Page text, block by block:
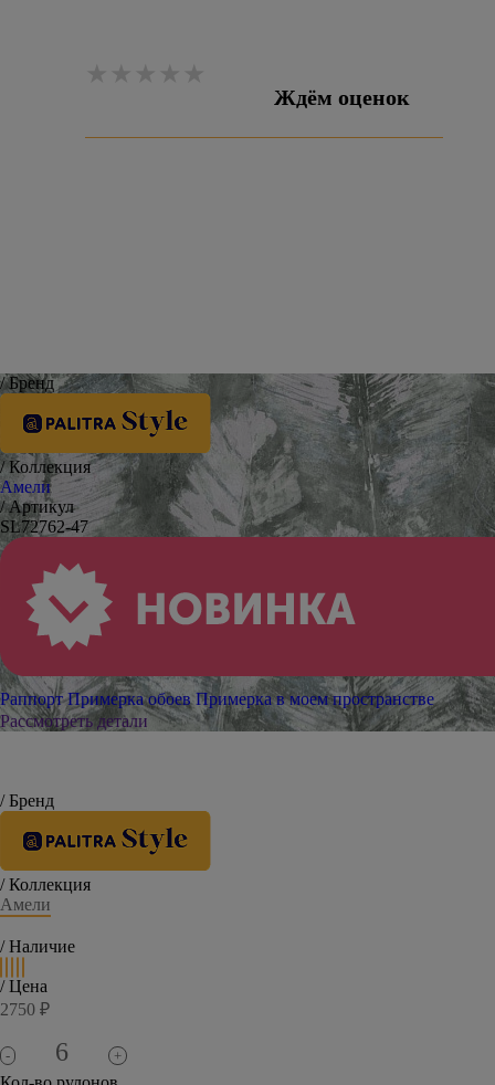
Ждём оценок
/ Бренд
/ Коллекция
Амели
/ Артикул
SL72762-47
Раппорт Примерка обоев Примерка в моем пространстве
Рассмотреть детали
/ Бренд
/ Коллекция
Амели
/ Наличие
/ Цена
2750 ₽
- +